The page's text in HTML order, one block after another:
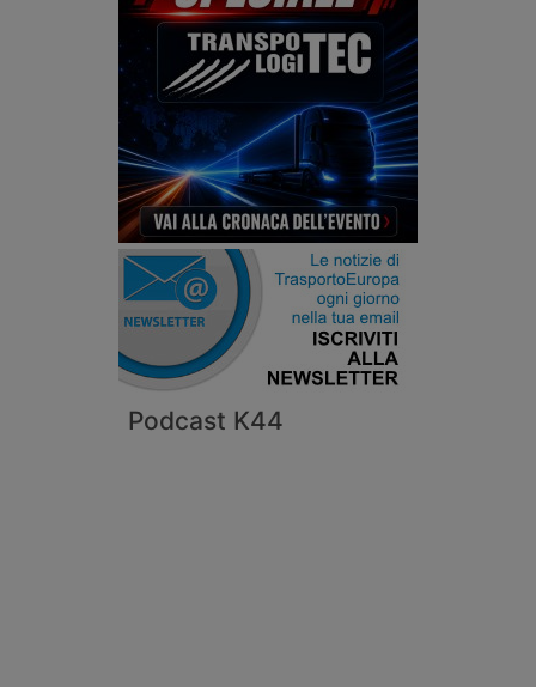
Podcast K44